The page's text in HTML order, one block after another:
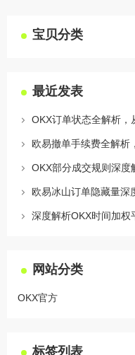
宝贝分类
最近发表
OKX订单状态全解析
欧易撤单手续费全解析
深度解析OKX时间加
网站分类
OKX官方
标签列表